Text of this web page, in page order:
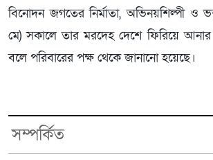
বিনোদন জগতের নির্মাতা, অভিনয়শিল্পী ও
মে) সকালে তার মরদেহ দেশে ফিরিয়ে আনার
বলে পরিবারের পক্ষ থেকে জানানো হয়েছে।
সম্পর্কিত